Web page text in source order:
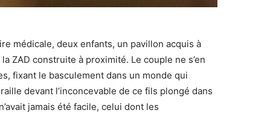
médicale, deux enfants, un pavillon acquis à
ZAD construite à proximité. Le couple ne s’en
fixant le basculement dans un monde qui
devant l’inconcevable de ce fils plongé dans
jamais été facile, celui dont les